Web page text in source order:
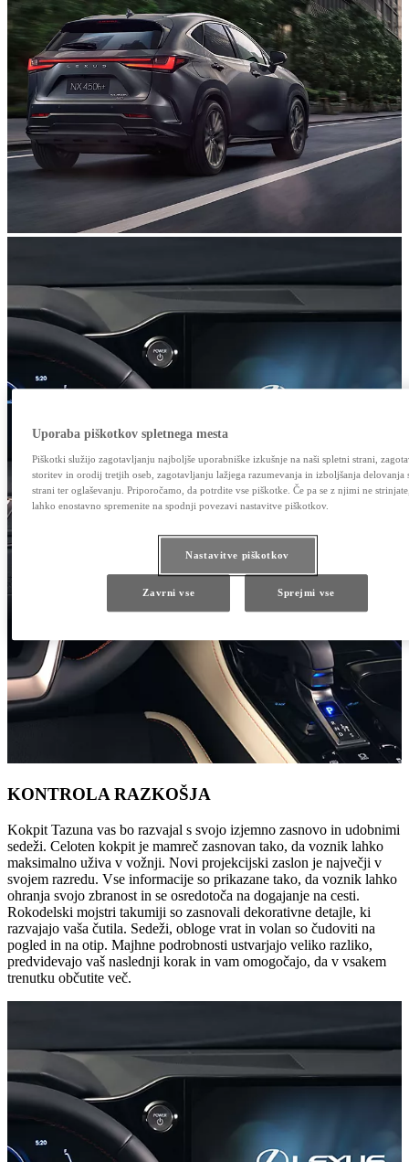
KONTROLA RAZKOŠJA
Kokpit Tazuna vas bo razvajal s svojo izjemno zasnovo in udobnimi
sedeži. Celoten kokpit je mamreč zasnovan tako, da voznik lahko
maksimalno uživa v vožnji. Novi projekcijski zaslon je največji v
svojem razredu. Vse informacije so prikazane tako, da voznik lahko
ohranja svojo zbranost in se osredotoča na dogajanje na cesti.
Rokodelski mojstri takumiji so zasnovali dekorativne detajle, ki
razvajajo vaša čutila. Sedeži, obloge vrat in volan so čudoviti na
pogled in na otip. Majhne podrobnosti ustvarjajo veliko razliko,
predvidevajo vaš naslednji korak in vam omogočajo, da v vsakem
trenutku občutite več.
Uporaba piškotkov spletnega mesta
Piškotki služijo zagotavljanju najboljše uporabniške izkušnje na naši spletni strani,
storitev in orodij tretjih oseb, zagotavljanju lažjega razumevanja in izboljšanja delovanja
strani ter oglaševanju. Priporočamo, da potrdite vse piškotke. Če pa se z njimi ne
lahko enostavno spremenite na spodnji povezavi nastavitve piškotkov.
Nastavitve piškotkov
Zavrni vse Sprejmi vse